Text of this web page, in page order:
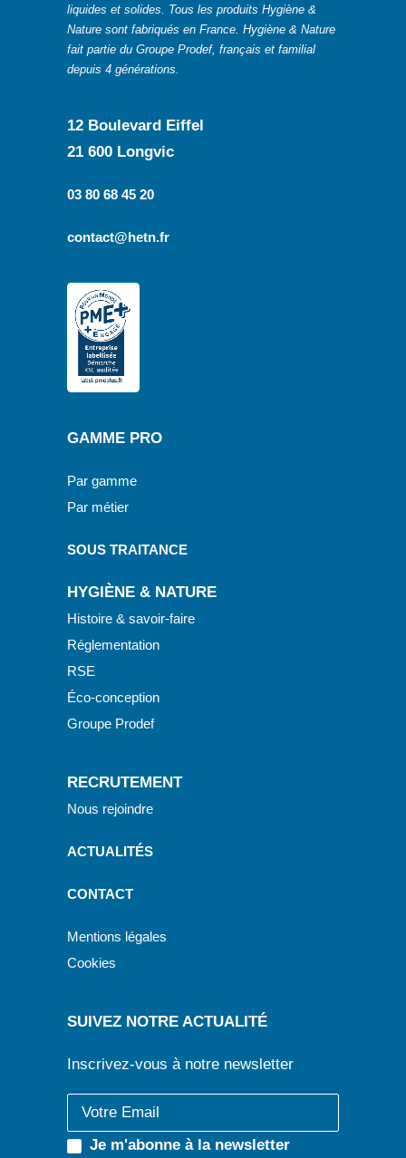
liquides et solides. Tous les produits Hygiène &
Nature sont fabriqués en France. Hygiène & Nature
fait partie du Groupe Prodef, français et familial
depuis 4 générations.
12 Boulevard Eiffel
21 600 Longvic
03 80 68 45 20
contact@hetn.fr
GAMME PRO
Par gamme
Par métier
SOUS TRAITANCE
HYGIÈNE & NATURE
Histoire & savoir-faire
Réglementation
RSE
Éco-conception
Groupe Prodef
RECRUTEMENT
Nous rejoindre
ACTUALITÉS
CONTACT
Mentions légales
Cookies
SUIVEZ NOTRE ACTUALITÉ
Inscrivez-vous à notre newsletter
Je m'abonne à la newsletter